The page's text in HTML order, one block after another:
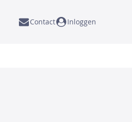
Contact Inloggen